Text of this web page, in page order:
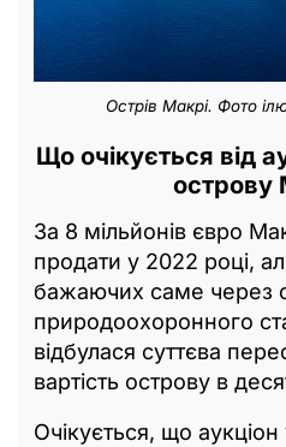
Острів Макрі. Фото
Що очікується від
острову
За 8 мільйонів євро
продати у 2022 році,
бажаючих саме через
природоохоронного
відбулася суттєва
вартість острову в
Очікується, що